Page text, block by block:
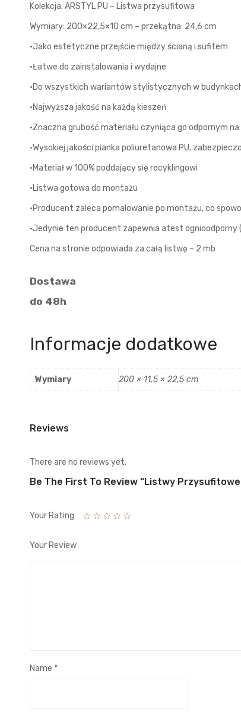
Kolekcja: ARSTYL PU – Listwa przysufitowa
Wymiary: 200×22,5×10 cm – przekątna: 24,6 cm
•Jako estetyczne przejście między ścianą i sufitem
•Łatwe do zainstalowania i wydajne
•Do wszystkich wariantów stylistycznych w
•Najwyższa jakość na każdą kieszeń
•Znaczna grubość materiału czyniąca go odpornym
•Wysokiej jakości pianka poliuretanowa PU,
•Materiał w 100% poddający się recyklingowi
•Listwa gotowa do montażu
•Producent zaleca pomalowanie po montażu, co
•Jedynie ten producent zapewnia atest ognioodporny
Cena na stronie odpowiada za całą listwę – 2 mb
Dostawa
do 48h
Informacje dodatkowe
Wymiary 200 × 11,5 × 22,5 cm
Reviews
There are no reviews yet.
Be The First To Review “Listwy Przysufitowe
Your Rating
Your Review
Name *